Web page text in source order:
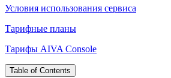
Условия использования сервиса
Тарифные планы
Тарифы AIVA Console
Table of Contents